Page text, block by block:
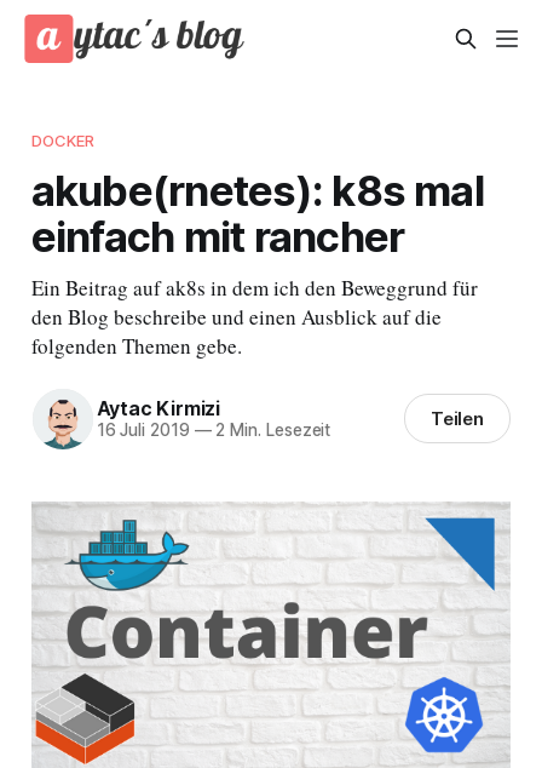
DOCKER
akube(rnetes): k8s mal
einfach mit rancher
Ein Beitrag auf ak8s in dem ich den Beweggrund für
den Blog beschreibe und einen Ausblick auf die
folgenden Themen gebe.
Aytac Kirmizi
16 Juli 2019 —2 Min. Lesezeit Teilen